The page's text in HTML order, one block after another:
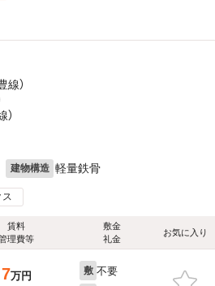
線）
）
建物構造 軽量鉄骨
ス
賃料
理費等
敷金
礼金
お気に入り
7万円
敷 不要